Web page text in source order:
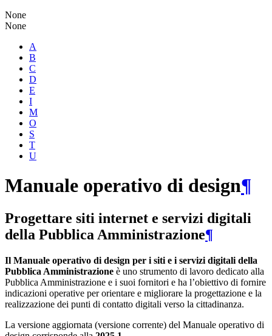
None
None
A
B
C
D
E
I
M
O
S
T
U
Manuale operativo di design¶
Progettare siti internet e servizi digitali
della Pubblica Amministrazione¶
Il Manuale operativo di design per i siti e i servizi digitali della
Pubblica Amministrazione è uno strumento di lavoro dedicato alla
Pubblica Amministrazione e i suoi fornitori e ha l’obiettivo di fornire
indicazioni operative per orientare e migliorare la progettazione e la
realizzazione dei punti di contatto digitali verso la cittadinanza.
La versione aggiornata (versione corrente) del Manuale operativo di